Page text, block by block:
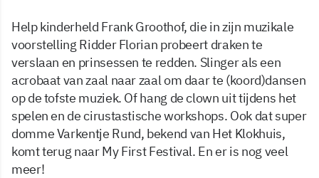
Help kinderheld Frank Groothof, die in zijn muzikale
voorstelling Ridder Florian probeert draken te
verslaan en prinsessen te redden. Slinger als een
acrobaat van zaal naar zaal om daar te (koord)dansen
op de tofste muziek. Of hang de clown uit tijdens het
spelen en de cirustastische workshops. Ook dat super
domme Varkentje Rund, bekend van Het Klokhuis,
komt terug naar My First Festival. En er is nog veel
meer!